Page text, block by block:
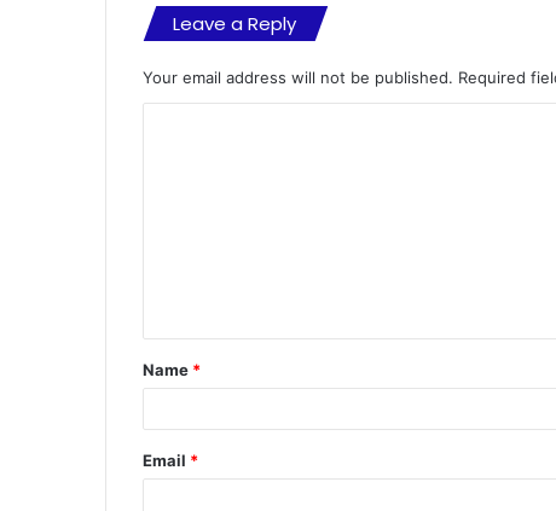
Leave a Reply
Your email address will not be published. Required
t
*
Name *
Email *